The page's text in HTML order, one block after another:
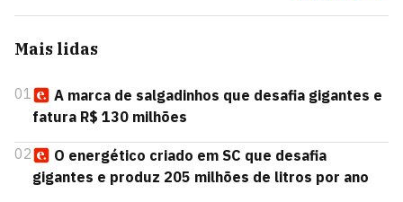
Mais lidas
01
A marca de salgadinhos que desafia gigantes e
fatura R$ 130 milhões
02
O energético criado em SC que desafia
gigantes e produz 205 milhões de litros por ano